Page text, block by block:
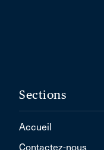
Sections
Accueil
Contactez-nous